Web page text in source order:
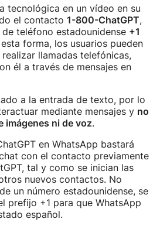
tecnológica en un vídeo en su
el contacto 1-800-ChatGPT,
teléfono estadounidense +1
forma, los usuarios pueden
llamadas telefónicas,
él a través de mensajes en
a la entrada de texto, por lo
mediante mensajes y no
imágenes ni de voz.
en WhatsApp bastará
con el contacto previamente
tal y como se inician las
nuevos contactos. No
un número estadounidense, se
prefijo +1 para que WhatsApp
español.